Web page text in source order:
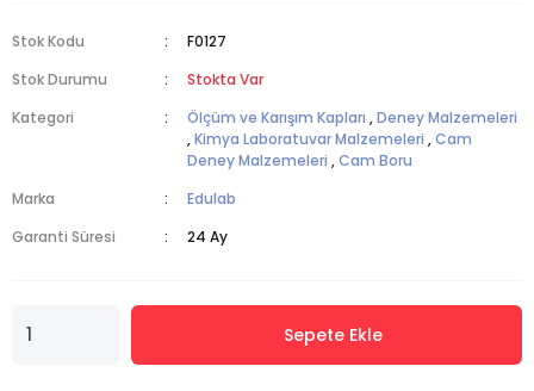
Stok Kodu
F0127
Stok Durumu
Stokta Var
Kategori
Ölçüm ve Karışım Kapları ,Deney Malzemeleri
,Kimya Laboratuvar Malzemeleri ,Cam
Deney Malzemeleri ,Cam Boru
Marka
Edulab
Garanti Süresi
24 Ay
Sepete Ekle